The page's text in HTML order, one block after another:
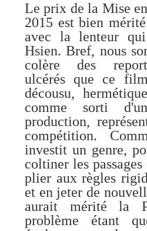
Le prix de la Mise
2015 est bien
avec la lenteur
Hsien. Bref, nous
colère des
ulcérés que ce
décousu,
comme sorti
production,
compétition.
investit un genre,
coltiner les
plier aux règles
et en jeter de
aurait mérité la
problème étant